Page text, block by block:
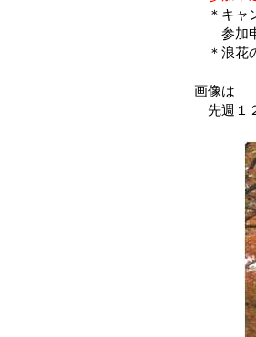
＊キャ
参加申
＊浪花
画像は
先週１